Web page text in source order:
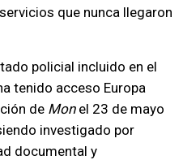
que nunca llegaron
policial incluido en el
tenido acceso Europa
de Monel 23 de mayo
investigado por
documental y